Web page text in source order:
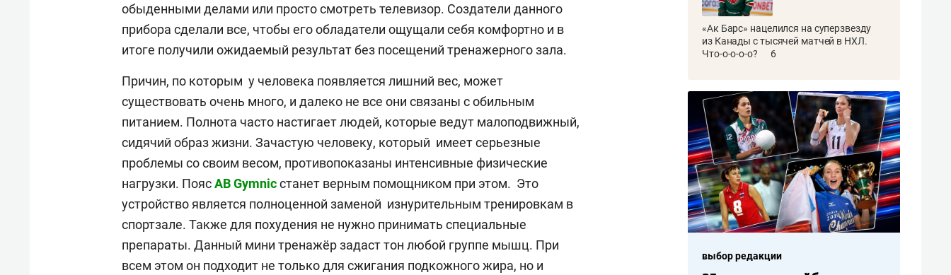
обыденными делами или просто смотреть телевизор. Создатели данного
прибора сделали все, чтобы его обладатели ощущали себя комфортно и в
итоге получили ожидаемый результат без посещений тренажерного зала.
Причин, по которым у человека появляется лишний вес, может
существовать очень много, и далеко не все они связаны с обильным
питанием. Полнота часто настигает людей, которые ведут малоподвижный,
сидячий образ жизни. Зачастую человеку, который имеет серьезные
проблемы со своим весом, противопоказаны интенсивные физические
нагрузки. ПоясAB Gymnicстанет верным помощником при этом. Это
устройство является полноценной заменой изнурительным тренировкам в
спортзале. Также для похудения не нужно принимать специальные
препараты. Данный мини тренажёр задаст тон любой группе мышц. При
всем этом он подходит не только для сжигания подкожного жира, но и
«Ак Барс» нацелился на суперзвезду
из Канады с тысячей матчей в НХЛ.
Что-о-о-о-о?
6
выбор редакции